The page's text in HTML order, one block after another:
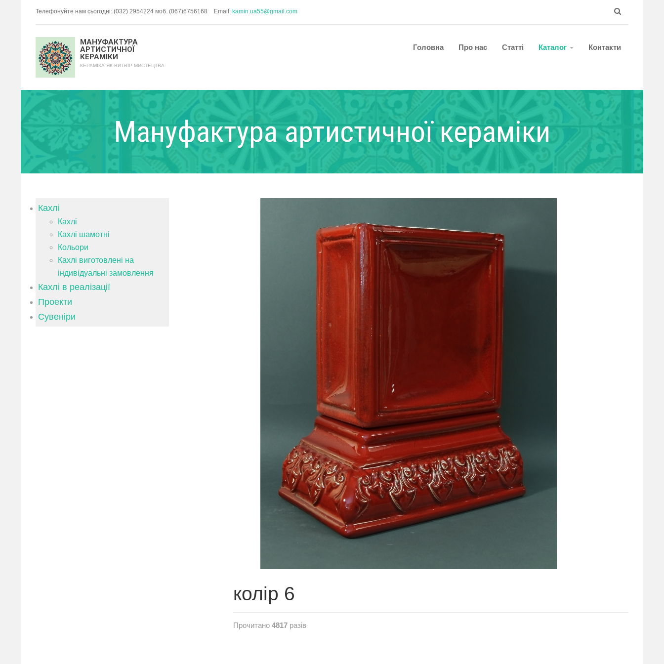
Телефонуйте нам сьогодні: (032) 2954224 моб. (067)6756168 Email: kamin.ua55@gmail.com
МАНУФАКТУРА
АРТИСТИЧНОЇ
КЕРАМІКИ
КЕРАМІКА ЯК ВИТВІР МИСТЕЦТВА
Головна Про нас Статті Каталог Контакти
Мануфактура артистичної кераміки
колір 6
Прочитано 4817 разів
Кахлі
Кахлі
Кахлі шамотні
Кольори
Кахлі виготовлені на
індивідуальні замовлення
Кахлі в реалізації
Проекти
Сувеніри